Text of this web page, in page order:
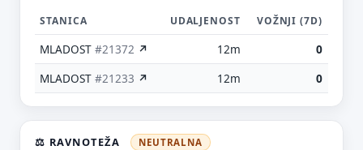
STANICA UDALJENOST VOŽNJI (7D)
MLADOST #21372 ↗ 12m
0
MLADOST #21233 ↗ 12m 0
⚖️ RAVNOTEŽA NEUTRALNA